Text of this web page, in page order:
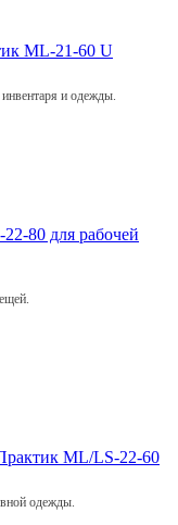
ML-21-60 U
и одежды.
80 для рабочей
ML/LS-22-60
одежды.